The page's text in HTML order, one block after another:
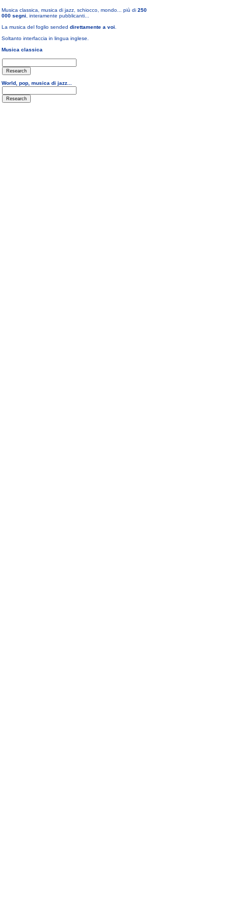
Musica classica, musica di jazz, schiocco, mondo... più di 250
000 segni , interamente pubblicanti...
La musica del foglio sended direttamente a voi
Soltanto interfaccia in lingua inglese.
Musica classica
World, pop, musica di jazz...